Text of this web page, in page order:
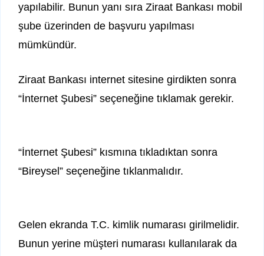
yapılabilir. Bunun yanı sıra Ziraat Bankası mobil
şube üzerinden de başvuru yapılması
mümkündür.
Ziraat Bankası internet sitesine girdikten sonra
“İnternet Şubesi” seçeneğine tıklamak gerekir.
“İnternet Şubesi” kısmına tıkladıktan sonra
“Bireysel” seçeneğine tıklanmalıdır.
Gelen ekranda T.C. kimlik numarası girilmelidir.
Bunun yerine müşteri numarası kullanılarak da